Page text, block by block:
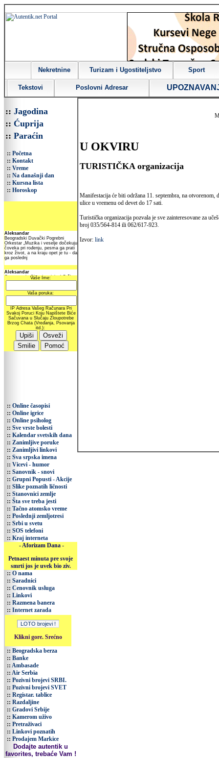
Nekretnine Turizam i Ugostiteljstvo Sport
Tekstovi Poslovni Adresar
:: Jagodina
:: Ćuprija
:: Paraćin
:: Početna
:: Kontakt
:: Vreme
:: Na današnji dan
:: Kursna lista
:: Horoskop
:: Online časopisi
:: Online igrice
:: Online psiholog
:: Sve vrste bolesti
:: Kalendar svetskih dana
:: Zanimljive poruke
:: Zanimljivi linkovi
:: Sva srpska imena
:: Vicevi - humor
:: Sanovnik - snovi
:: Grupni Popusti - Akcije
:: Slike poznatih ličnosti
:: Stanovnici zemlje
:: Šta sve treba jesti
:: Tačno atomsko vreme
:: Poslednji zemljotresi
:: Srbi u svetu
:: SOS telefoni
:: Kraj interneta
- Aforizam Dana -
Petnaest minuta pre svoje
smrti jos je uvek bio ziv.
:: O nama
:: Saradnici
:: Cenovnik usluga
:: Linkovi
:: Razmena banera
:: Internet zarada
Klikni gore. Srećno
:: Beogradska berza
:: Banke
:: Ambasade
:: Air Serbia
:: Pozivni brojevi SRBI.
:: Pozivni brojevi SVET
:: Registar. tablice
:: Razdaljine
:: Gradovi Srbije
:: Kamerom uživo
:: Pretraživaci
:: Linkovi poznatih
:: Prodajem Markice
Dodajte autentik u
favorites, trebaće Vam !
U OKVIRU
TURISTIČKA organizacija
Manifestacija će biti održana 11. septembra, na otvorenom,
ulice u vremenu od devet do 17 sati.
Turistička organizacija pozvala je sve zainteresovane za
broj 035/564-814 ili 062/617-923.
Izvor: link